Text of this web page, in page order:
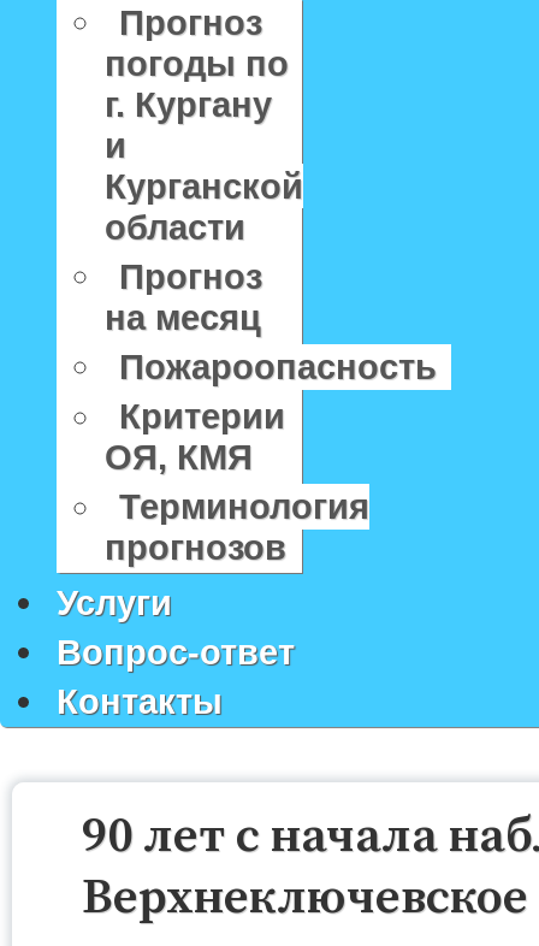
Прогноз
погоды по
г. Кургану
и
Курганской
области
Прогноз
на месяц
Пожароопасность
Критерии
ОЯ, КМЯ
Терминология
прогнозов
Услуги
Вопрос-ответ
Контакты
90 лет с начала
Верхнеключевское